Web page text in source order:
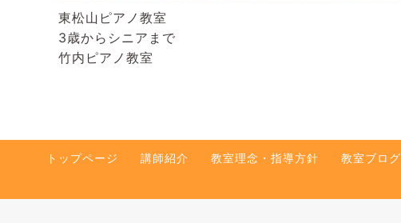
東松山ピアノ教室
3歳からシニアまで
竹内ピアノ教室
トップページ 講師紹介 教室理念・指導方針 教室ブログ